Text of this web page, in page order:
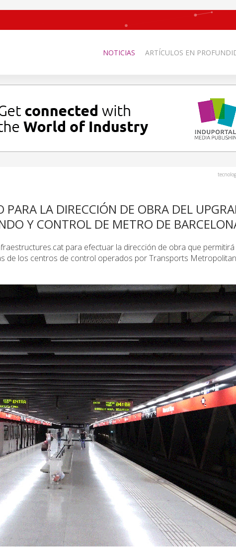
NOTICIAS ARTÍCULOS EN
PARA LA DIRECCIÓN DE OBRA DEL
Y CONTROL DE METRO DE
para efectuar la dirección de obra que permitirá
de los centros de control operados por Transports